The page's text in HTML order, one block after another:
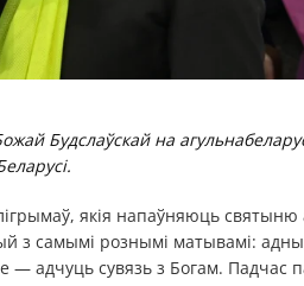
Будслаўскай на
якія напаўняюць святыню
з самымі рознымі матывамі:
— адчуць сувязь з Богам. Падчас